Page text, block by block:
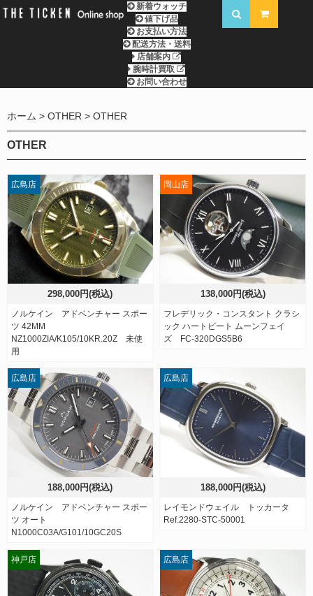
新着ウォッチ
値下げ品
お支払い方法
配送方法・送料
店舗案内
腕時計買取
お問い合わせ
ホーム OTHER OTHER
OTHER
298,000円(税込)
ノルケイン アドベンチャー スポー
ツ 42MM
NZ1000ZIA/K105/10KR.20Z 未使
用
広島店
138,000円(税込)
フレデリック・コンスタント クラシ
ック ハートビート ムーンフェイ
ズ FC-320DGS5B6
岡山店
188,000円(税込)
ノルケイン アドベンチャー スポー
ツ オート
N1000C03A/G101/10GC20S
広島店
188,000円(税込)
レイモンドウェイル トッカータ
Ref.2280-STC-50001
広島店
神戸店 広島店